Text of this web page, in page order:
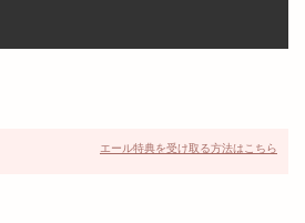
エール特典を受け取る方法はこちら